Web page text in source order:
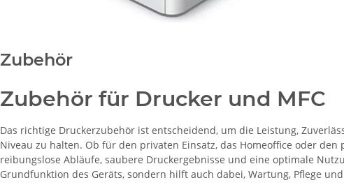
Zubehör
Zubehör für Drucker und MFC
Das richtige Druckerzubehör ist entscheidend, um die Leistung,
Niveau zu halten. Ob für den privaten Einsatz, das Homeoffice oder
reibungslose Abläufe, saubere Druckergebnisse und eine optimale
Grundfunktion des Geräts, sondern hilft auch dabei, Wartung, Pflege